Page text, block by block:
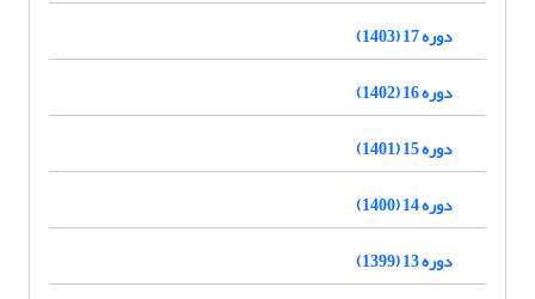
دوره 17 (1403)
دوره 16 (1402)
دوره 15 (1401)
دوره 14 (1400)
دوره 13 (1399)